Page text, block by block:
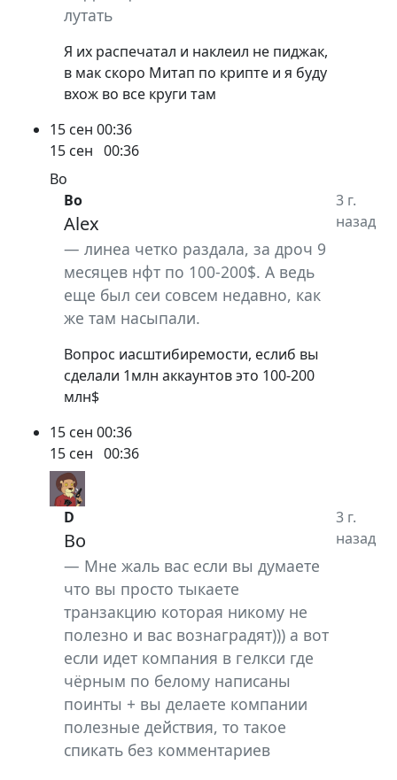
лутать
Я их распечатал и наклеил не пиджак,
в мак скоро Митап по крипте и я буду
вхож во все круги там
15 сен 00:36
15 сен 00:36
Bo
Bo
Alex
линеа четко раздала, за дроч 9
месяцев нфт по 100-200$. А ведь
еще был сеи совсем недавно, как
же там насыпали.
Вопрос иасштибиремости, еслиб вы
сделали 1млн аккаунтов это 100-200
млн$
3 г.
назад
15 сен 00:36
15 сен 00:36
D
Bo
Мне жаль вас если вы думаете
что вы просто тыкаете
транзакцию которая никому не
полезно и вас вознаградят))) а вот
если идет компания в гелкси где
чёрным по белому написаны
поинты + вы делаете компании
полезные действия, то такое
спикать без комментариев
3 г.
назад